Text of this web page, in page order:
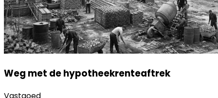
Weg met de hypotheekrenteaftrek
Vastgoed